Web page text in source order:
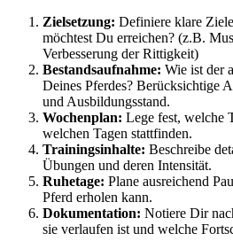
Zielsetzung: Definiere klare
möchtest Du erreichen? (z.B.
Verbesserung der Rittigkeit)
Bestandsaufnahme: Wie ist der
Deines Pferdes? Berücksichtige
und Ausbildungsstand.
Wochenplan: Lege fest, welche
welchen Tagen stattfinden.
Trainingsinhalte: Beschreibe
Übungen und deren Intensität.
Ruhetage: Plane ausreichend
Pferd erholen kann.
Dokumentation: Notiere Dir
sie verlaufen ist und welche